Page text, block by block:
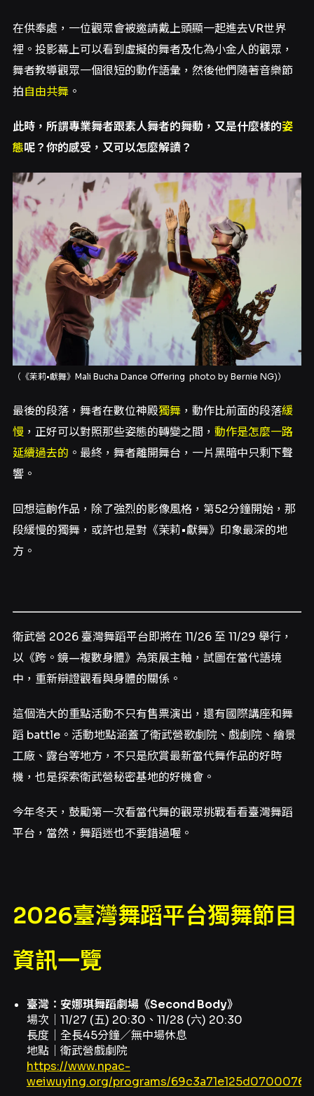
在供奉處，一位觀眾會被邀請戴上頭顯一起進去VR世界
裡。投影幕上可以看到虛擬的舞者及化為小金人的觀眾，
舞者教導觀眾一個很短的動作語彙，然後他們隨著音樂節
拍自由共舞。
此時，所謂專業舞者跟素人舞者的舞動，又是什麼樣的姿
態呢？你的感受，又可以怎麼解讀？
（《茉莉•獻舞》 Mali Bucha Dance Offering photo by Bernie NG)）
最後的段落，舞者在數位神殿獨舞，動作比前面的段落緩
慢 ，正好可以對照那些姿態的轉變之間， 動作是怎麼一路
延續過去的 。最終，舞者離開舞台，一片黑暗中只剩下聲
響。
回想這齣作品，除了強烈的影像風格，第52分鐘開始，那
段緩慢的獨舞，或許也是對《茉莉•獻舞》印象最深的地
方。
衛武營 2026 臺灣舞蹈平台即將在 11/26 至 11/29 舉行，
以《跨。鏡—複數身體》為策展主軸，試圖在當代語境
中，重新辯證觀看與身體的關係。
這個浩大的重點活動不只有售票演出，還有國際講座和舞
蹈 battle。活動地點涵蓋了衛武營歌劇院、戲劇院、繪景
工廠、露台等地方，不只是欣賞最新當代舞作品的好時
機，也是探索衛武營秘密基地的好機會。
今年冬天，鼓勵第一次看當代舞的觀眾挑戰看看臺灣舞蹈
平台，當然，舞蹈迷也不要錯過喔。
2026臺灣舞蹈平台獨舞節目
資訊一覽
臺灣：安娜琪舞蹈劇場《Second Body》
場次｜11/27 (五) 20:30、11/28 (六) 20:30
長度｜全長45分鐘／無中場休息
地點｜衛武營戲劇院
https://www.npac-
weiwuying.org/programs/